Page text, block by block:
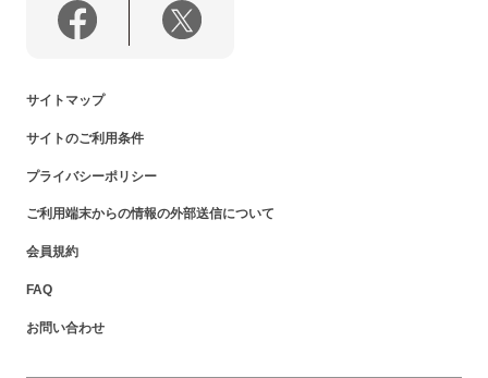
サイトマップ
サイトのご利用条件
プライバシーポリシー
ご利用端末からの情報の外部送信について
会員規約
FAQ
お問い合わせ